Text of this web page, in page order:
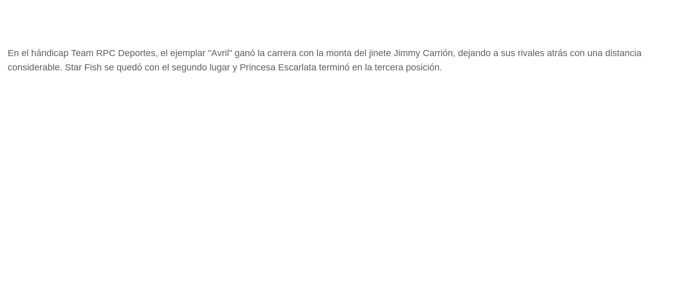
En el hándicap Team RPC Deportes, el ejemplar "Avril" ganó la carrera con la monta del jinete Jimmy Carrión, dejando a sus rivales atrás con una distancia
considerable. Star Fish se quedó con el segundo lugar y Princesa Escarlata terminó en la tercera posición.